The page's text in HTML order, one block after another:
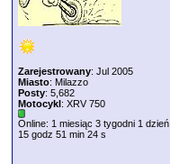
Zarejestrowany: Jul 2005
Miasto: Milazzo
Posty: 5,682
Motocykl: XRV 750
Online: 1 miesiąc 3 tygodni 1 dzień
15 godz 51 min 24 s